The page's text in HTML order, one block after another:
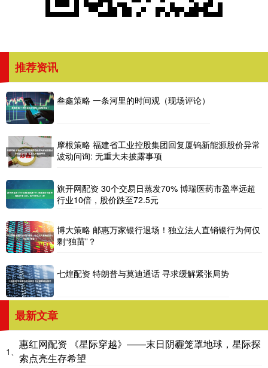
推荐资讯
叁鑫策略 一条河里的时间观（现场评论）
摩根策略 福建省工业控股集团回复厦钨新能源股价异常
波动问询: 无重大未披露事项
旗开网配资 30个交易日蒸发70% 博瑞医药市盈率远超
行业10倍，股价跌至72.5元
博大策略 邮惠万家银行退场！独立法人直销银行为何仅
剩“独苗”？
七煌配资 特朗普与莫迪通话 寻求缓解紧张局势
最新文章
1、
惠红网配资 《星际穿越》——末日阴霾笼罩地球，星际探
索点亮生存希望